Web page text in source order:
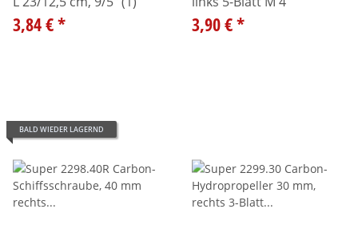
3,84 €* 3,90 €*
BALD WIEDER LAGERND